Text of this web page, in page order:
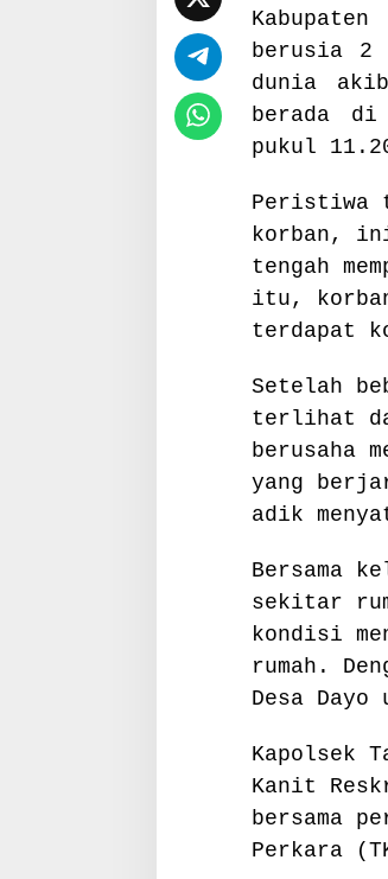
u
k
a
P
n
g
a
n
a
n
C
p
a
t
berusia 2
dunia
berada di
pukul
Peristiwa
korban,
tengah
itu,
terdapat
Setelah
terlihat
berusaha
yang
adik
Bersama
sekitar
kondisi
rumah.
Desa
Kapolsek
Kanit
bersama
Perkara